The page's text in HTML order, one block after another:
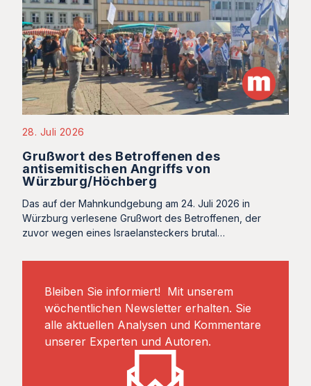
28. Juli 2026
Grußwort des Betroffenen des
antisemitischen Angriffs von
Würzburg/Höchberg
Das auf der Mahnkundgebung am 24. Juli 2026 in
Würzburg verlesene Grußwort des Betroffenen, der
zuvor wegen eines Israelansteckers brutal…
Bleiben Sie informiert! Mit unserem
wöchentlichen Newsletter erhalten. Sie
alle aktuellen Analysen und Kommentare
unserer Experten und Autoren.